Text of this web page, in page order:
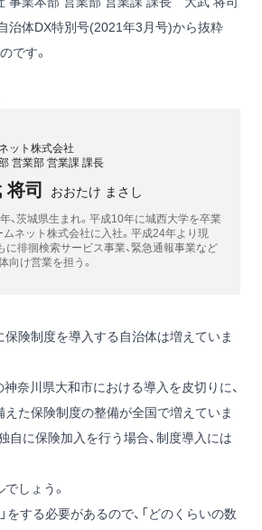
治体DX特別号(2021年3月号)から抜粋
です。
ット株式会社
営業部 営業課 課長
将司 おおたけ まさし
、茨城県生まれ。平成10年に城西大学を卒業
ムネット株式会社に入社。平成24年より現
に徘徊検索サービス事業、緊急通報事業など
向け営業を担う。
険制度を導入する自治体は増えていま
奈川県大和市における導入を皮切りに、
た保険制度の整備が全国で増えていま
自に保険加入を行う場合、制度導入には
しょう。
をする必要があるので、「どのくらいの数